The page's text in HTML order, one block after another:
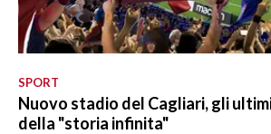
SPORT
Nuovo stadio del Cagliari, gli
della "storia infinita"